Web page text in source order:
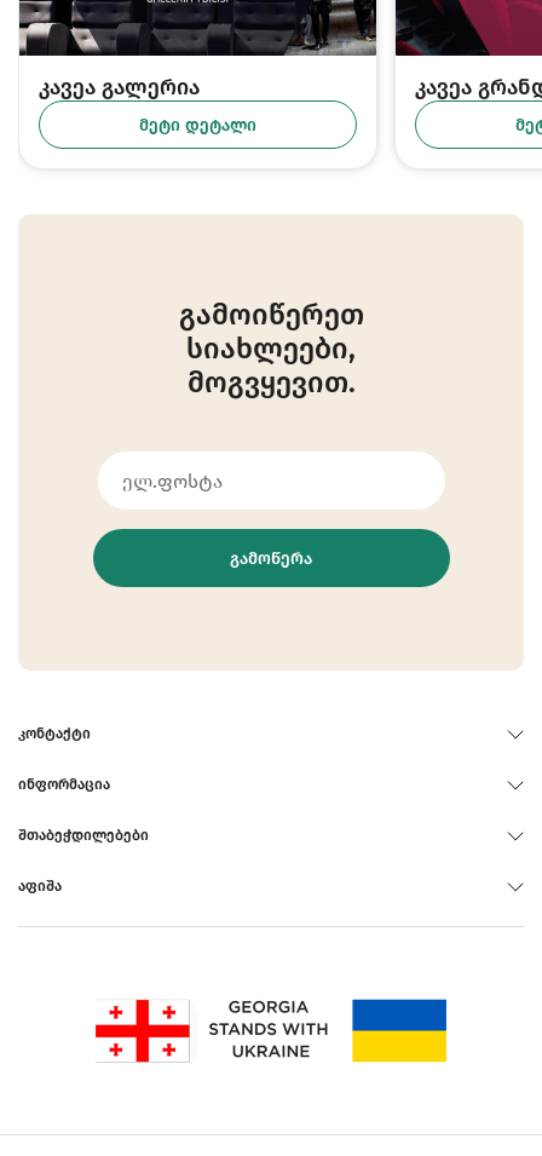
კავეა გალერია
ᲛᲔᲢᲘ ᲓᲔᲢᲐᲚᲘ
კავეა
გამოიწერეთ
სიახლეები,
მოგვყევით.
ᲒᲐᲛᲝᲬᲔᲠᲐ
ᲙᲝᲜᲢᲐᲥᲢᲘ
ᲘᲜᲤᲝᲠᲛᲐᲪᲘᲐ
ᲨᲗᲐᲑᲔᲭᲓᲘᲚᲔᲑᲔᲑᲘ
ᲐᲤᲘᲨᲐ